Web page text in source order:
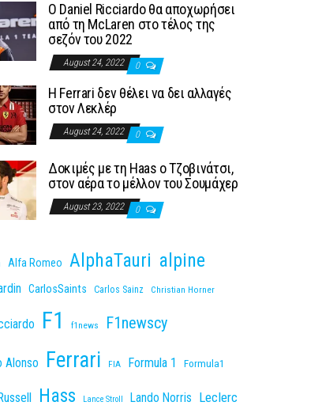
Ο Daniel Ricciardo θα αποχωρήσει
από τη McLaren στο τέλος της
σεζόν του 2022
August 24, 2022 0
H Ferrari δεν θέλει να δει αλλαγές
στον Λεκλέρ
August 24, 2022 0
Δοκιμές με τη Haas o Τζοβινάτσι,
στον αέρα το μέλλον του Σουμάχερ
August 23, 2022 0
Alfa Romeo AlphaTauri alpine
CarlosSaints Carlos Sainz Christian Horner
F1 f1news F1newscy
Alonso Ferrari FIA Formula 1 Formula1
Hass Lance Stroll Lando Norris Leclerc